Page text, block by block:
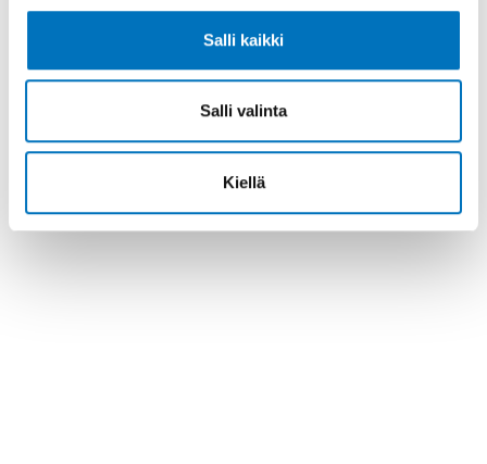
Salli kaikki
Salli valinta
Kiellä